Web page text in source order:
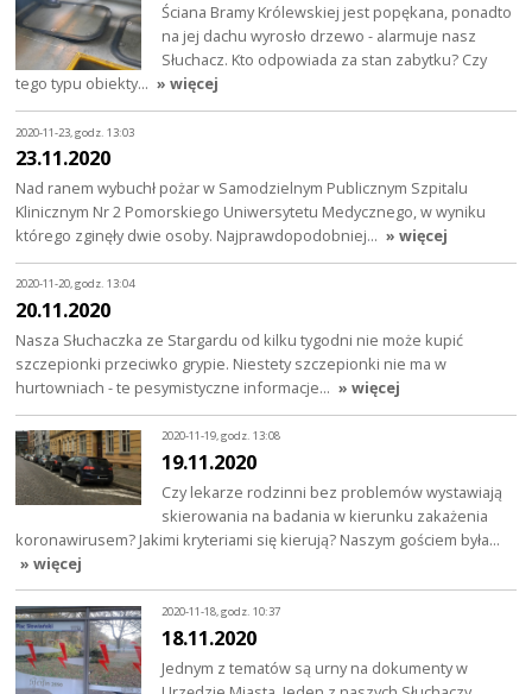
Ściana Bramy Królewskiej jest popękana, ponadto
na jej dachu wyrosło drzewo - alarmuje nasz
Słuchacz. Kto odpowiada za stan zabytku? Czy
tego typu obiekty… » więcej
2020-11-23, godz. 13:03
23.11.2020
Nad ranem wybuchł pożar w Samodzielnym Publicznym Szpitalu
Klinicznym Nr 2 Pomorskiego Uniwersytetu Medycznego, w wyniku
którego zginęły dwie osoby. Najprawdopodobniej… » więcej
2020-11-20, godz. 13:04
20.11.2020
Nasza Słuchaczka ze Stargardu od kilku tygodni nie może kupić
szczepionki przeciwko grypie. Niestety szczepionki nie ma w
hurtowniach - te pesymistyczne informacje… » więcej
2020-11-19, godz. 13:08
19.11.2020
Czy lekarze rodzinni bez problemów wystawiają
skierowania na badania w kierunku zakażenia
koronawirusem? Jakimi kryteriami się kierują? Naszym gościem była…
» więcej
2020-11-18, godz. 10:37
18.11.2020
Jednym z tematów są urny na dokumenty w